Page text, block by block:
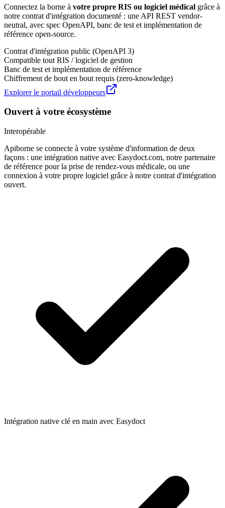
Connectez la borne à votre propre RIS ou logiciel médical grâce à
notre contrat d'intégration documenté : une API REST vendor-
neutral, avec spec OpenAPI, banc de test et implémentation de
référence open-source.
Contrat d'intégration public (OpenAPI 3)
Compatible tout RIS / logiciel de gestion
Banc de test et implémentation de référence
Chiffrement de bout en bout requis (zero-knowledge)
Explorer le portail développeurs
Ouvert à votre écosystème
Interopérable
Apiborne se connecte à votre système d'information de deux
façons : une intégration native avec Easydoct.com, notre partenaire
de référence pour la prise de rendez-vous médicale, ou une
connexion à votre propre logiciel grâce à notre contrat d'intégration
ouvert.
Intégration native clé en main avec Easydoct